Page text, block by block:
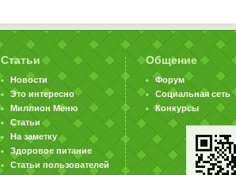
Статьи
Новости
Это интересно
Миллион Меню
Статьи
На заметку
Здоровое питание
Статьи пользователей
Общение
Форум
Социальная сеть
Конкурсы